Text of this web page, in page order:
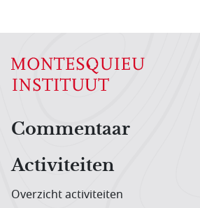
Hoofdnavigatiemenu
Commentaar
Activiteiten
Overzicht activiteiten